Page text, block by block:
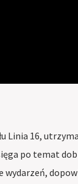
Linia 16,
po temat